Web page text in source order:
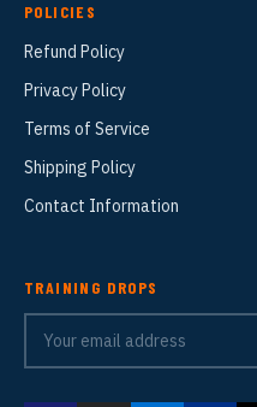
POLICIES
Refund Policy
Privacy Policy
Terms of Service
Shipping Policy
Contact Information
TRAINING DROPS